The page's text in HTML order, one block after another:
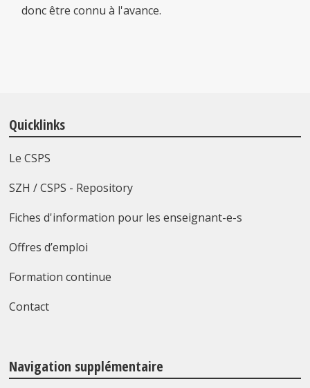
donc être connu à l'avance.
Quicklinks
Le CSPS
SZH / CSPS - Repository
Fiches d'information pour les enseignant-e-s
Offres d’emploi
Formation continue
Contact
Navigation supplémentaire